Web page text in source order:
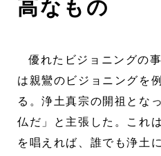
高なもの
優れたビジョニングの
は親鸞のビジョニングを
る。浄土真宗の開祖とな
仏だ」と主張した。これ
を唱えれば、誰でも浄土